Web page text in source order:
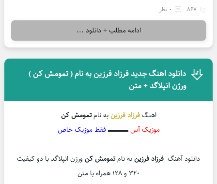
867
0 نظر
ادامه مطلب + دانلود ...
دانلود اهنگ جدید فرزاد فرزین به نام ( تمومش کن )
ورژن انپلاگد + متن
اهنگفرزاد فرزین به نامتمومش کن
موزیک آس▬▬▬ فقط موزیک خاص
دانلود آهنگ فرزاد فرزینبه نامتمومش کن ورژن انپلاگد با دو کیفیت
320 و 128 همراه با متن